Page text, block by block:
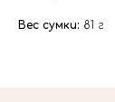
Вес сумки: 81 г